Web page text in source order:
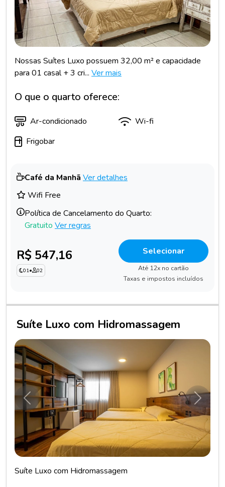
Nossas Suítes Luxo possuem 32,00 m² e capacidade
para 01 casal + 3 cri... Ver mais
O que o quarto oferece:
Ar-condicionado
Wi-fi
Frigobar
Café da Manhã Ver detalhes
Wifi Free
Política de Cancelamento do Quarto:
Gratuito Ver regras
R$ 547,16
01• 02
Selecionar
Até 12x no cartão
Taxas e impostos incluídos
Suíte Luxo com Hidromassagem
Anterior
Suíte Luxo com Hidromassagem